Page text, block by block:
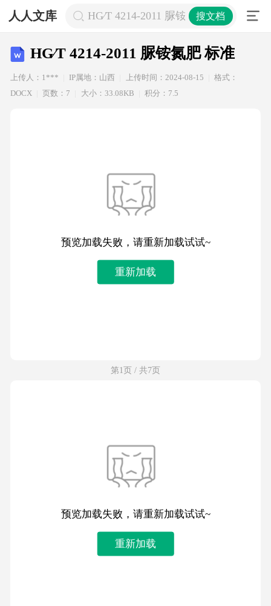
人人文库 HG∕T 4214-2011 脲铵氮肥 标准
搜文档
HG∕T 4214-2011 脲铵氮肥 标准
上传人：1*** IP属地：山西 上传时间：2024-08-15
格式：
DOCX
页数：7 大小：33.08KB 积分：7.5
预览加载失败，请重新加载试试~
重新加载
第1页 / 共7页
预览加载失败，请重新加载试试~
重新加载